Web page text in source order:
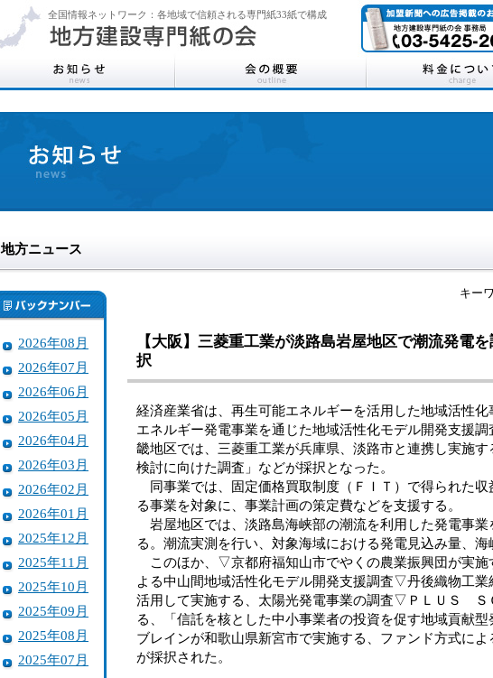
全国情報ネットワーク：各地域で信頼される専門紙33紙で構成
地方ニュース
2026年08月
2026年07月
2026年06月
2026年05月
2026年04月
2026年03月
2026年02月
2026年01月
2025年12月
2025年11月
2025年10月
2025年09月
2025年08月
2025年07月
キー
【大阪】三菱重工業が淡路島岩屋地区で潮流発電
択
経済産業省は、再生可能エネルギーを活用した地域活性
エネルギー発電事業を通じた地域活性化モデル開発支援
畿地区では、三菱重工業が兵庫県、淡路市と連携し実施
検討に向けた調査」などが採択となった。
同事業では、固定価格買取制度（ＦＩＴ）で得られた
る事業を対象に、事業計画の策定費などを支援する。
岩屋地区では、淡路島海峡部の潮流を利用した発電事
る。潮流実測を行い、対象海域における発電見込み量、海
このほか、▽京都府福知山市でやくの農業振興団が実施
よる中山間地域活性化モデル開発支援調査▽丹後織物工
活用して実施する、太陽光発電事業の調査▽ＰＬＵＳ Ｓ
る、「信託を核とした中小事業者の投資を促す地域貢献
ブレインが和歌山県新宮市で実施する、ファンド方式に
が採択された。